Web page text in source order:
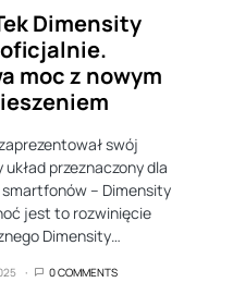
Dimensity
moc z nowym
swój
przeznaczony dla
– Dimensity
jest to rozwinięcie
Dimensity…
0 COMMENTS